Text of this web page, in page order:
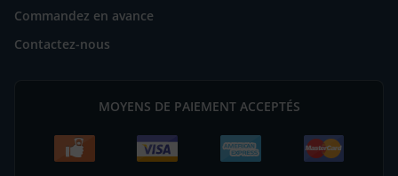
Commandez en avance
Contactez-nous
MOYENS DE PAIEMENT ACCEPTÉS